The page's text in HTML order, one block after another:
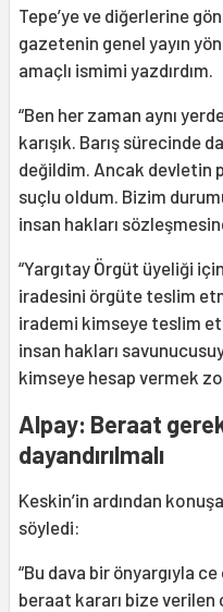
Tepe’ye ve diğerlerine
gazetenin genel yayın
amaçlı ismimi yazdırdım.
“Ben her zaman aynı
karışık. Barış sürecinde
değildim. Ancak devletin
suçlu oldum. Bizim
insan hakları
“Yargıtay Örgüt üyeliği
iradesini örgüte teslim
irademi kimseye teslim
insan hakları
kimseye hesap vermek
Alpay: Beraat
dayandırılmalı
Keskin’in ardından
söyledi:
“Bu dava bir önyargıyla
beraat kararı bize verilen